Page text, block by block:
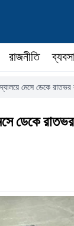
রাজনীতি
মেসে ডেকে রাতভর
ডেকে রাতভর